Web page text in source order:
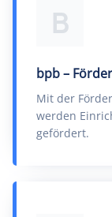
B
bpb –
Mit der
werden
gefördert.